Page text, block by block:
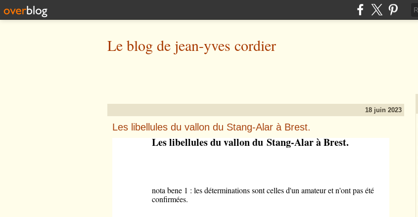
Le blog de jean-yves cordier
18 juin 2023
Les libellules du vallon du Stang-Alar à Brest.
Les libellules du vallon du Stang-Alar à Brest.
nota bene 1 : les déterminations sont celles d'un amateur et n'ont pas été
confirmées.